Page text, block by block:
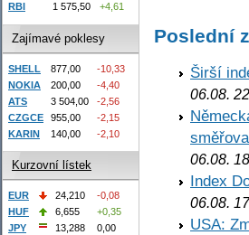
Poslední
Širší
06.08.
06.08.
Index
06.08.
USA:
RBI
1 575,50 +4,61
Zajímavé poklesy
SHELL 877,00
-10,33
NOKIA
200,00
-4,40
ATS
3 504,00
-2,56
CZGCE
955,00
-2,15
KARIN
140,00 -2,10
Kurzovní lístek
EUR 24,210
-0,08
HUF
6,655
+0,35
JPY
13,288
0,00